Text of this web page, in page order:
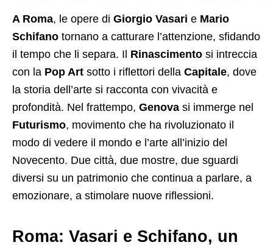
A Roma, le opere di Giorgio Vasari e Mario
Schifano tornano a catturare l’attenzione, sfidando
il tempo che li separa. Il Rinascimento si intreccia
con la Pop Art sotto i riflettori della Capitale, dove
la storia dell’arte si racconta con vivacità e
profondità. Nel frattempo, Genova si immerge nel
Futurismo, movimento che ha rivoluzionato il
modo di vedere il mondo e l’arte all’inizio del
Novecento. Due città, due mostre, due sguardi
diversi su un patrimonio che continua a parlare, a
emozionare, a stimolare nuove riflessioni.
Roma: Vasari e Schifano, un